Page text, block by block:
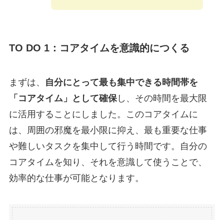
TO DO 1：コアタイムを意識的につくる
まずは、
自分にとって最も集中できる時間帯を
「コアタイム」として確保し、その時間を最大限
に活用することにしました。このコアタイムに
は、周囲の邪魔を最小限に抑え、最も重要な仕事
や難しいタスクを集中して行う時間です。自分の
コアタイムを知り、それを意識して使うことで、
効率的な仕事が可能となります。